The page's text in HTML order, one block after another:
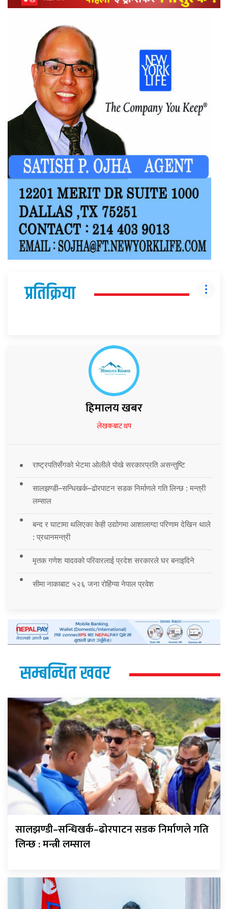
प्रतिक्रिया
हिमालय खबर
लेखकबाट थप
राष्ट्रपतिसँगको भेटमा ओलीले पोखे सरकारप्रति असन्तुष्टि
सालझण्डी–सन्धिखर्क–ढोरपाटन सडक निर्माणले गति लिन्छ : मन्त्री
लम्साल
बन्द र घाटामा थलिएका केही उद्योगमा आशालाग्दा परिणाम देखिन थाले
: प्रधानमन्त्री
मृतक गणेश यादवको परिवारलाई प्रदेश सरकारले घर बनाइदिने
सीमा नाकाबाट ५२६ जना रोहिंग्या नेपाल प्रवेश
सम्बन्धित खवर
सालझण्डी–सन्धिखर्क–ढोरपाटन सडक निर्माणले गति
लिन्छ : मन्त्री लम्साल